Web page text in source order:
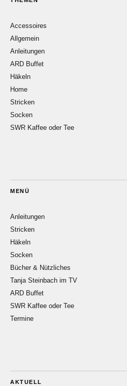
Accessoires
Allgemein
Anleitungen
ARD Buffet
Häkeln
Home
Stricken
Socken
SWR Kaffee oder Tee
MENÜ
Anleitungen
Stricken
Häkeln
Socken
Bücher & Nützliches
Tanja Steinbach im TV
ARD Buffet
SWR Kaffee oder Tee
Termine
AKTUELL